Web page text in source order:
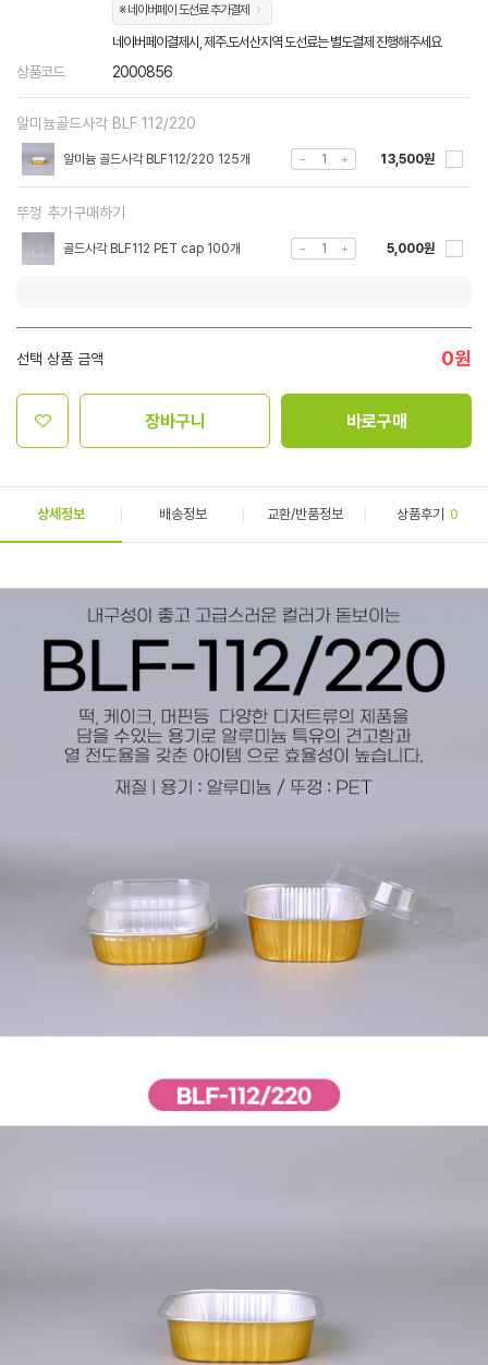
※ 네이버페이 도선료 추가결제
네이버페이결제시, 제주.도서산지역 도선료는 별도결제 진행해주세요
상품코드 2000856
알미늄골드사각 BLF 112/220
알미늄 골드사각 BLF112/220 125개 13,500원
뚜껑 추가구매하기
골드사각 BLF112 PET cap 100개 5,000원
선택 상품 금액 0원
장바구니 바로구매
상세정보 배송정보 교환/반품정보 상품후기 0